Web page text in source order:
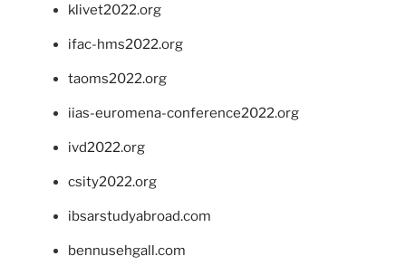
klivet2022.org
ifac-hms2022.org
taoms2022.org
iias-euromena-conference2022.org
ivd2022.org
csity2022.org
ibsarstudyabroad.com
bennusehgall.com